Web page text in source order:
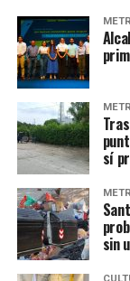
sí
sin